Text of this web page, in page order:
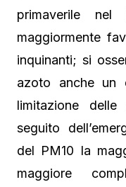
primaverile nel
maggiormente
inquinanti; si
azoto anche un
limitazione
seguito
del PM10 la
maggiore